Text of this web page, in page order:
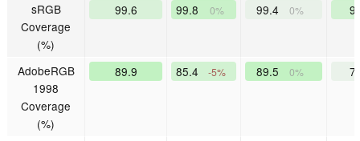
sRGB
Coverage
(%)
99.6 99.8 0% 99.4 0%
AdobeRGB
1998
Coverage
(%)
89.9 85.4 -5% 89.5 0%